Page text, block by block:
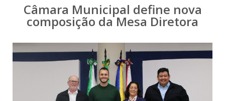
Câmara Municipal define nova
composição da Mesa Diretora